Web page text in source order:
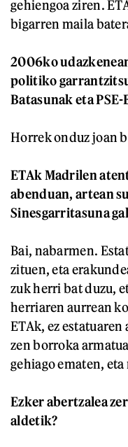
gehiengoa ziren.
bigarren maila
2006ko
politiko
Batasunak eta PSE-
Horrek onduz joan
ETAk Madrilen
abenduan, artean
Sinesgarritasuna
Bai, nabarmen.
zituen, eta
zuk herri bat duzu,
herriaren aurrean
ETAk, ez
zen borroka
gehiago ematen,
Ezker abertzalea
aldetik?